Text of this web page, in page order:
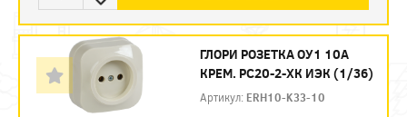
ГЛОРИ РОЗЕТКА ОУ1 10А
КРЕМ. РС20-2-ХК ИЭК (1/36)
Артикул: ERH10-K33-10